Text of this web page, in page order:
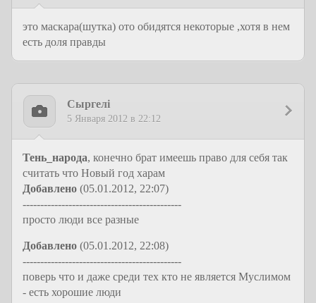
это маскара(шутка) ото обидятся некоторые ,хотя в нем
есть доля правды
Сыргелi
5 Января 2012 в 22:12
Тень_народа, конечно брат имеешь право для себя так
считать что Новый год харам
Добавлено (05.01.2012, 22:07)
---------------------------------------------
просто люди все разные
Добавлено (05.01.2012, 22:08)
---------------------------------------------
поверь что и даже среди тех кто не является Муслимом
- есть хорошие люди